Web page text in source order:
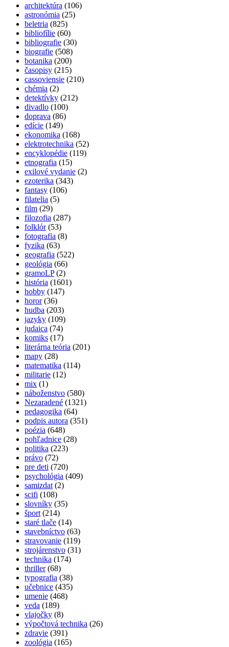
architektúra (106)
astronómia (25)
beletria (825)
bibliofílie (60)
bibliografie (30)
biografie (508)
botanika (200)
časopisy (215)
cassoviensie (210)
chémia (2)
detektívky (212)
divadlo (100)
doprava (86)
edície (149)
ekonomika (168)
elektrotechnika (52)
encyklopédie (119)
etnografia (15)
exilové vydanie (2)
ezoterika (343)
fantasy (106)
filatelia (5)
film (29)
filozofia (287)
folklór (53)
fotografia (8)
fyzika (63)
geografia (522)
geológia (66)
gramoLP (2)
história (1601)
hobby (147)
horor (36)
hudba (203)
jazyky (109)
judaica (74)
komiks (17)
literárna teória (201)
mapy (28)
matematika (114)
militarie (12)
mix (1)
náboženstvo (580)
Nezaradené (1321)
pedagogika (64)
podpis autora (351)
poézia (648)
pohľadnice (28)
politika (223)
právo (72)
pre deti (720)
psychológia (409)
samizdat (2)
scifi (108)
slovníky (35)
šport (214)
staré tlače (14)
stavebníctvo (63)
stravovanie (119)
strojárenstvo (31)
technika (174)
thriller (68)
typografia (38)
učebnice (435)
umenie (468)
veda (189)
vlajočky (8)
výpočtová technika (26)
zdravie (391)
zoológia (165)